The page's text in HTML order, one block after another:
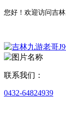
您好！欢迎访问吉
联系我们：
0432-64824939